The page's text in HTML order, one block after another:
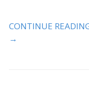
CONTINUE
→